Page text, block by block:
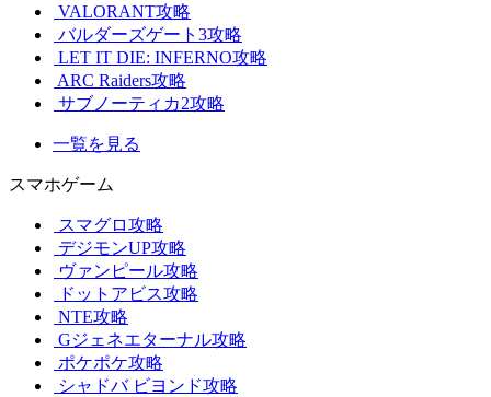
VALORANT攻略
バルダーズゲート3攻略
LET IT DIE: INFERNO攻略
ARC Raiders攻略
サブノーティカ2攻略
一覧を見る
スマホゲーム
スマグロ攻略
デジモンUP攻略
ヴァンピール攻略
ドットアビス攻略
NTE攻略
Gジェネエターナル攻略
ポケポケ攻略
シャドバ ビヨンド攻略